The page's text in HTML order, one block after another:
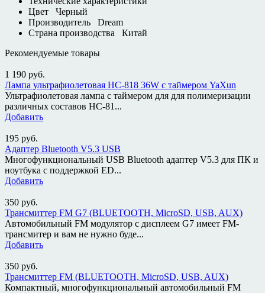
Цвет
Черный
Производитель
Dream
Страна производства
Китай
Рекомендуемые товары
1 190 руб.
Лампа ультрафиолетовая HC-818 36W с таймером YaXun
Ультрафиолетовая лампа с таймером для для полимеризации
различных составов HC-81...
Добавить
195 руб.
Адаптер Bluetooth V5.3 USB
Многофункциональный USB Bluetooth адаптер V5.3 для ПК и
ноутбука с поддержкой ED...
Добавить
350 руб.
Трансмиттер FM G7 (BLUETOOTH, MicroSD, USB, AUX)
Автомобильный FM модулятор с дисплеем G7 имеет FM-
трансмитер и вам не нужно буде...
Добавить
350 руб.
Трансмиттер FM (BLUETOOTH, MicroSD, USB, AUX)
Компактный, многофункциональный автомобильный FM